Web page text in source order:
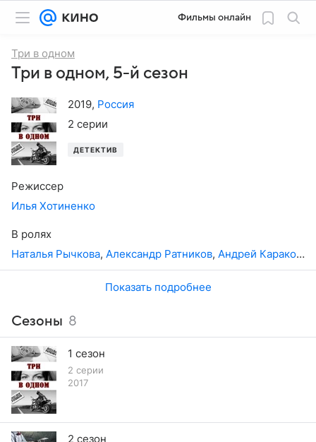
Фильмы онлайн
Три в одном
Три в одном, 5-й сезон
2019, Россия
2 серии
ДЕТЕКТИВ
Режиссер
Илья Хотиненко
В ролях
Наталья Рычкова, Александр Ратников, Андрей Карако,
Показать подробнее
Сезоны 8
1 сезон
2 серии
2017
2 сезон